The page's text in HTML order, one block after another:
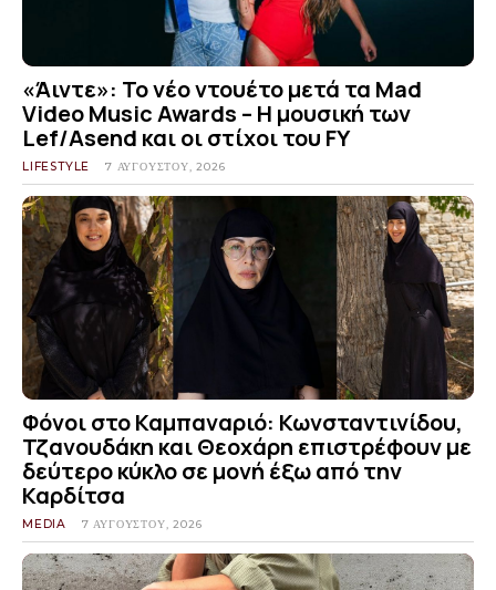
«Άιντε»: Το νέο ντουέτο μετά τα Mad
Video Music Awards – Η μουσική των
Lef/Asend και οι στίχοι του FY
LIFESTYLE 7 ΑΥΓΟΎΣΤΟΥ, 2026
Φόνοι στο Καμπαναριό: Κωνσταντινίδου,
Τζανουδάκη και Θεοχάρη επιστρέφουν με
δεύτερο κύκλο σε μονή έξω από την
Καρδίτσα
MEDIA 7 ΑΥΓΟΎΣΤΟΥ, 2026